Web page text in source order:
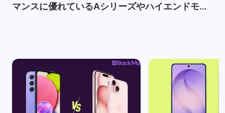
マンスに優れているAシリーズやハイエンドモデ
か。リファービッシュ済みのGalaxyモデルはお
得で、高機能なモデルも予算内で買いやすくなっ
ています。